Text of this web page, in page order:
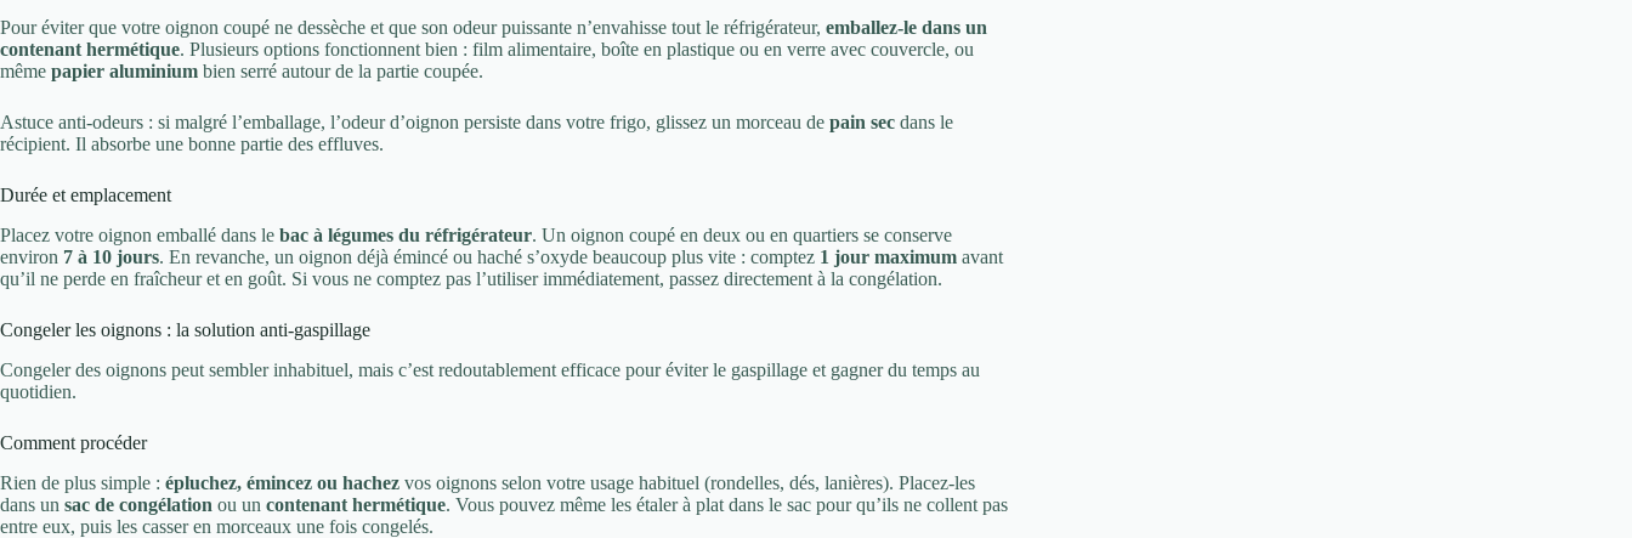
Pour éviter que votre oignon coupé ne dessèche et que son odeur puissante n’envahisse tout le réfrigérateur, emballez-le dans un
contenant hermétique. Plusieurs options fonctionnent bien : film alimentaire, boîte en plastique ou en verre avec couvercle, ou
même papier aluminium bien serré autour de la partie coupée.
Astuce anti-odeurs : si malgré l’emballage, l’odeur d’oignon persiste dans votre frigo, glissez un morceau de pain sec dans le
récipient. Il absorbe une bonne partie des effluves.
Durée et emplacement
Placez votre oignon emballé dans le bac à légumes du réfrigérateur. Un oignon coupé en deux ou en quartiers se conserve
environ 7 à 10 jours. En revanche, un oignon déjà émincé ou haché s’oxyde beaucoup plus vite : comptez 1 jour maximum avant
qu’il ne perde en fraîcheur et en goût. Si vous ne comptez pas l’utiliser immédiatement, passez directement à la congélation.
Congeler les oignons : la solution anti-gaspillage
Congeler des oignons peut sembler inhabituel, mais c’est redoutablement efficace pour éviter le gaspillage et gagner du temps au
quotidien.
Comment procéder
Rien de plus simple : épluchez, émincez ou hachez vos oignons selon votre usage habituel (rondelles, dés, lanières). Placez-les
dans un sac de congélation ou un contenant hermétique. Vous pouvez même les étaler à plat dans le sac pour qu’ils ne collent pas
entre eux, puis les casser en morceaux une fois congelés.